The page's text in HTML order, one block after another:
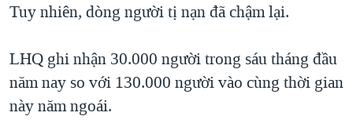
Tuy nhiên, dòng người tị nạn đã chậm lại.
LHQ ghi nhận 30.000 người trong sáu tháng đầu
năm nay so với 130.000 người vào cùng thời gian
này năm ngoái.